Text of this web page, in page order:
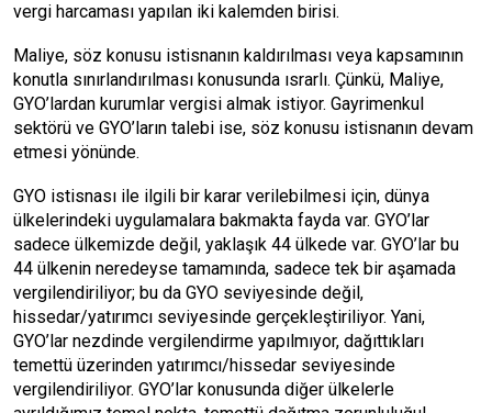
vergi harcaması yapılan iki kalemden birisi.
Maliye, söz konusu istisnanın kaldırılması veya kapsamının
konutla sınırlandırılması konusunda ısrarlı. Çünkü, Maliye,
GYO’lardan kurumlar vergisi almak istiyor. Gayrimenkul
sektörü ve GYO’ların talebi ise, söz konusu istisnanın devam
etmesi yönünde.
GYO istisnası ile ilgili bir karar verilebilmesi için, dünya
ülkelerindeki uygulamalara bakmakta fayda var. GYO’lar
sadece ülkemizde değil, yaklaşık 44 ülkede var. GYO’lar bu
44 ülkenin neredeyse tamamında, sadece tek bir aşamada
vergilendiriliyor; bu da GYO seviyesinde değil,
hissedar/yatırımcı seviyesinde gerçekleştiriliyor. Yani,
GYO’lar nezdinde vergilendirme yapılmıyor, dağıttıkları
temettü üzerinden yatırımcı/hissedar seviyesinde
vergilendiriliyor. GYO’lar konusunda diğer ülkelerle